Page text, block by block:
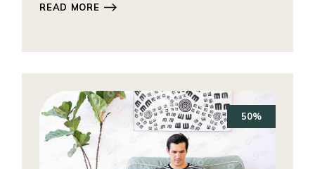
READ MORE
50%